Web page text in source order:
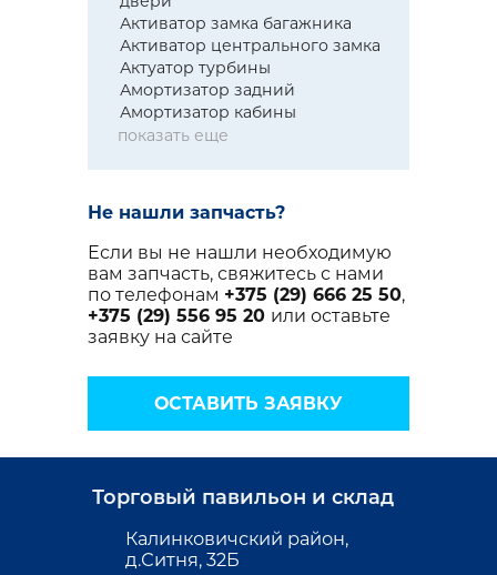
Активатор замка багажника
Активатор центрального замка
Актуатор турбины
Амортизатор задний
Амортизатор кабины
показать еще
Не нашли запчасть?
Если вы не нашли необходимую
вам запчасть, свяжитесь с нами
по телефонам +375 (29) 666 25 50,
+375 (29) 556 95 20 или оставьте
заявку на сайте
ОСТАВИТЬ ЗАЯВКУ
Торговый павильон и склад
Калинковичский район,
д.Ситня, 32Б